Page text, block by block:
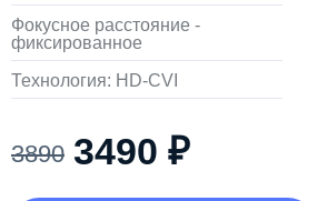
Фокусное расстояние -
фиксированное
Технология: HD-CVI
3890 3490 ₽